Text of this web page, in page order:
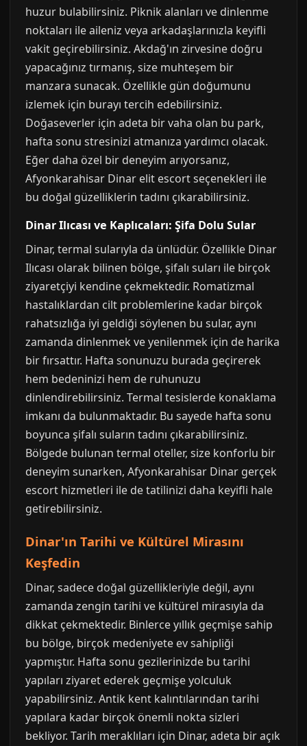
huzur bulabilirsiniz. Piknik alanları ve dinlenme
noktaları ile aileniz veya arkadaşlarınızla keyifli
vakit geçirebilirsiniz. Akdağ'ın zirvesine doğru
yapacağınız tırmanış, size muhteşem bir
manzara sunacak. Özellikle gün doğumunu
izlemek için burayı tercih edebilirsiniz.
Doğaseverler için adeta bir vaha olan bu park,
hafta sonu stresinizi atmanıza yardımcı olacak.
Eğer daha özel bir deneyim arıyorsanız,
Afyonkarahisar Dinar elit escort seçenekleri ile
bu doğal güzelliklerin tadını çıkarabilirsiniz.
Dinar Ilıcası ve Kaplıcaları: Şifa Dolu Sular
Dinar, termal sularıyla da ünlüdür. Özellikle Dinar
Ilıcası olarak bilinen bölge, şifalı suları ile birçok
ziyaretçiyi kendine çekmektedir. Romatizmal
hastalıklardan cilt problemlerine kadar birçok
rahatsızlığa iyi geldiği söylenen bu sular, aynı
zamanda dinlenmek ve yenilenmek için de harika
bir fırsattır. Hafta sonunuzu burada geçirerek
hem bedeninizi hem de ruhunuzu
dinlendirebilirsiniz. Termal tesislerde konaklama
imkanı da bulunmaktadır. Bu sayede hafta sonu
boyunca şifalı suların tadını çıkarabilirsiniz.
Bölgede bulunan termal oteller, size konforlu bir
deneyim sunarken, Afyonkarahisar Dinar gerçek
escort hizmetleri ile de tatilinizi daha keyifli hale
getirebilirsiniz.
Dinar'ın Tarihi ve Kültürel Mirasını
Keşfedin
Dinar, sadece doğal güzellikleriyle değil, aynı
zamanda zengin tarihi ve kültürel mirasıyla da
dikkat çekmektedir. Binlerce yıllık geçmişe sahip
bu bölge, birçok medeniyete ev sahipliği
yapmıştır. Hafta sonu gezilerinizde bu tarihi
yapıları ziyaret ederek geçmişe yolculuk
yapabilirsiniz. Antik kent kalıntılarından tarihi
yapılara kadar birçok önemli nokta sizleri
bekliyor. Tarih meraklıları için Dinar, adeta bir açık